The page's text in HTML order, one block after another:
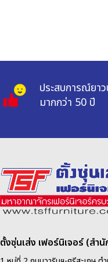
ประสบการณ์ยา
มากกว่า 50 ปี
ตั้งซุ่นเส่ง เฟอร์นิเจอร์ (สำ